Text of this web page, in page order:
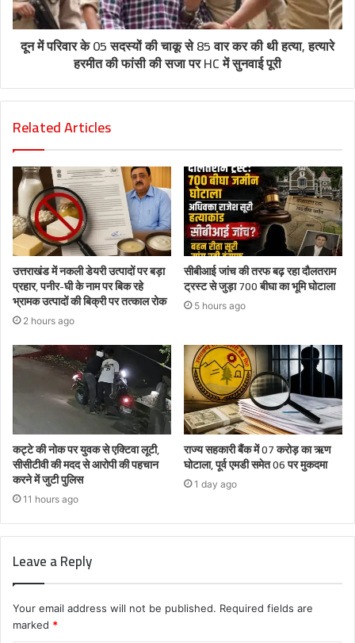
दून में परिवार के 05 सदस्यों की चाकू से 85 वार कर की थी हत्या, हत्यारे
हरमीत की फांसी की सजा पर HC में सुनवाई पूरी
Related Articles
उत्तराखंड में नकली डेयरी उत्पादों पर बड़ा
प्रहार, पनीर-घी के नाम पर बिक रहे
भ्रामक उत्पादों की बिक्री पर तत्काल रोक
2 hours ago
सीबीआई जांच की तरफ बढ़ रहा दौलतराम
ट्रस्ट से जुड़ा 700 बीघा का भूमि घोटाला
5 hours ago
कट्टे की नोक पर युवक से एक्टिवा लूटी,
सीसीटीवी की मदद से आरोपी की पहचान
करने में जुटी पुलिस
11 hours ago
राज्य सहकारी बैंक में 07 करोड़ का ऋण
घोटाला, पूर्व एमडी समेत 06 पर मुकदमा
1 day ago
Leave a Reply
Your email address will not be published. Required fields are
marked *